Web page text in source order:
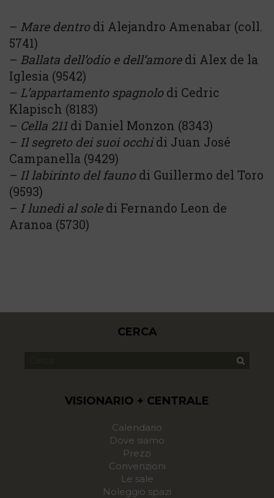
– Mare dentrodi Alejandro Amenabar (coll.
5741)
– Ballata dell’odio e dell’amoredi Alex de la
Iglesia (9542)
– L’appartamento spagnolodi Cedric
Klapisch (8183)
– Cella 211di Daniel Monzon (8343)
– Il segreto dei suoi occhidi Juan José
Campanella (9429)
– Il labirinto del faunodi Guillermo del Toro
(9593)
– I lunedì al soledi Fernando Leon de
Aranoa (5730)
CERCA
VISIONARIO + CENTRALE
Calendario
Dove siamo
Prezzi
Convenzioni
Le sale
Noleggio spazi